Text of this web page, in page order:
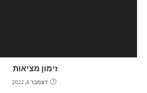
זימון מציאות
דצמבר 6, 2022